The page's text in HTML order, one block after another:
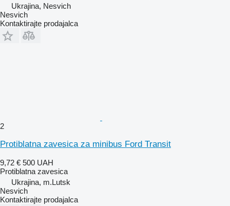
Ukrajina, Nesvich
Nesvich
Kontaktirajte prodajalca
2
Protiblatna zavesica za minibus Ford Transit
9,72 € 500 UAH
Protiblatna zavesica
Ukrajina, m.Lutsk
Nesvich
Kontaktirajte prodajalca